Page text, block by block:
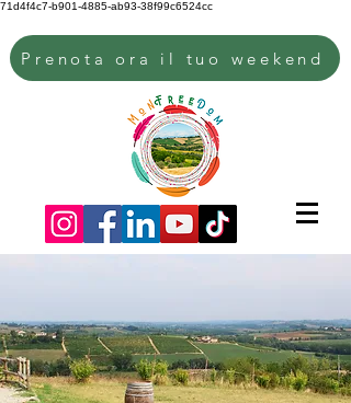
71d4f4c7-b901-4885-ab93-38f99c6524cc
Prenota ora il tuo weekend